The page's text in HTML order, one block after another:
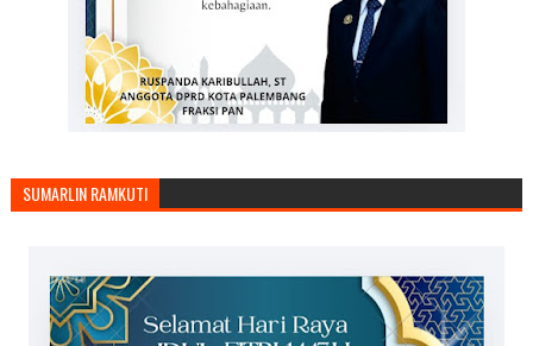
SUMARLIN RAMKUTI